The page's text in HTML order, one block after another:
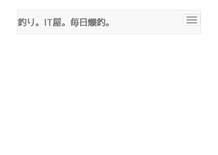
Toggle
釣り。IT屋。毎日爆釣。